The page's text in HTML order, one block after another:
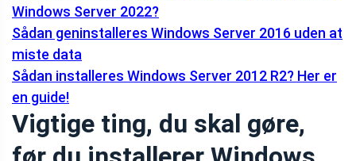
Windows Server 2022?
Sådan geninstalleres Windows Server 2016 uden at
miste data
Sådan installeres Windows Server 2012 R2? Her er
en guide!
Vigtige ting, du skal gøre,